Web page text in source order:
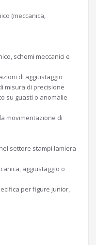
(meccanica,
schemi meccanici e
di aggiustaggio
misura di precisione
su guasti o anomalie
movimentazione di
settore stampi lamiera
aggiustaggio o
per figure junior,